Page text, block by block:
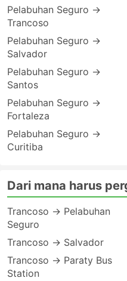
Pelabuhan Seguro →
Trancoso
Pelabuhan Seguro →
Salvador
Pelabuhan Seguro →
Santos
Pelabuhan Seguro →
Fortaleza
Pelabuhan Seguro →
Curitiba
Dari mana harus
Trancoso → Pelabuhan
Seguro
Trancoso → Salvador
Trancoso → Paraty Bus
Station